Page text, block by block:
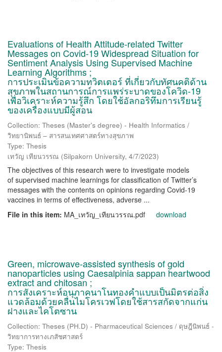
Evaluations of Health Attitude-related Twitter
Messages on Covid-19 Widespread Situation for
Sentiment Analysis Using Supervised Machine
Learning Algorithms ;
การประเมินข้อความทวิตเตอร์ ที่เกี่ยวกับทัศนคติด้าน
สุขภาพในสถานการณ์การแพร่ระบาดของโควิด-19
เพื่อวิเคราะห์ความรู้สึก โดยใช้อัลกอริทึมการเรียนรู้
ของเครื่องแบบมีผู้สอน
Collection: Theses (Master's degree) - Health Informatics /
วิทยานิพนธ์ – สารสนเทศศาสตร์ทางสุขภาพ
Type: Thesis
เทวัญ เทียนวรรณ (Silpakorn University, 4/7/2023)
The objectives of this research were to investigate models
of supervised machine learnings for classification of Twitter’s
messages with the contents on opinions regarding Covid-19
vaccines in terms of effectiveness, adverse ...
File in this item: MA_เทวัญ_เทียนวรรณ.pdf download
Green, microwave-assisted synthesis of gold
nanoparticles using Caesalpinia sappan heartwood
extract and chitosan ;
การสังเคราะห์อนุภาคนาโนทองคำแบบเป็นมิตรต่อสิ่ง
แวดล้อมด้วยคลื่นไมโครเวฟโดยใช้สารสกัดจากแก่น
ฝางและไคโตซาน
Collection: Theses (PH.D) - Pharmaceutical Sciences / ดุษฎีนิพนธ์ -
วิทยาการทางเภสัชศาสตร์
Type: Thesis